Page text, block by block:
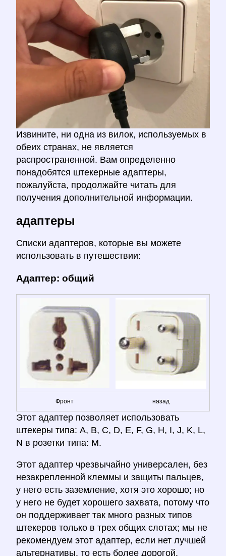
Извините, ни одна из вилок, используемых в
обеих странах, не является
распространенной. Вам определенно
понадобятся штекерные адаптеры,
пожалуйста, продолжайте читать для
получения дополнительной информации.
адаптеры
Списки адаптеров, которые вы можете
использовать в путешествии:
Адаптер: общий
Фронт назад
Этот адаптер позволяет использовать
штекеры типа: A, B, C, D, E, F, G, H, I, J, K, L,
N в розетки типа: M.
Этот адаптер чрезвычайно универсален, без
незакрепленной клеммы и защиты пальцев,
у него есть заземление, хотя это хорошо; но
у него не будет хорошего захвата, потому что
он поддерживает так много разных типов
штекеров только в трех общих слотах; мы не
рекомендуем этот адаптер, если нет лучшей
альтернативы. то есть более дорогой.